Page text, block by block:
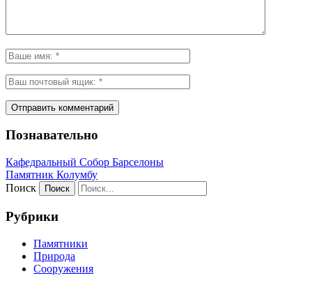
Познавательно
Кафeдрaльный Собор Барселоны
Пaмятник Колумбу
Поиск
Рубрики
Памятники
Природа
Сооружения